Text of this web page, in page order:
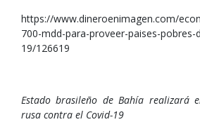
https://www.dineroenimagen.com/
700-mdd-para-proveer-paises-pobres-
19/126619
Estado brasileño de Bahía realizará
rusa contra el Covid-19